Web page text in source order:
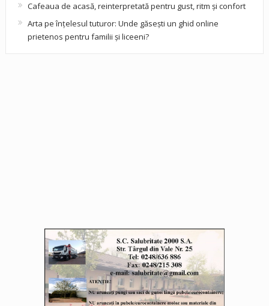
Cafeaua de acasă, reinterpretată pentru gust, ritm și confort
Arta pe înțelesul tuturor: Unde găsești un ghid online
prietenos pentru familii și liceeni?